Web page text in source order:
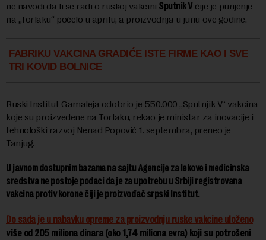
ne navodi da li se radi o ruskoj vakcini Sputnik V čije je punjenje
na „Torlaku“ počelo u aprilu, a proizvodnja u junu ove godine.
FABRIKU VAKCINA GRADIĆE ISTE FIRME KAO I SVE
TRI KOVID BOLNICE
Ruski Institut Gamaleja odobrio je 550.000 „Sputnjik V“ vakcina
koje su proizvedene na Torlaku, rekao je ministar za inovacije i
tehnološki razvoj Nenad Popović 1. septembra, preneo je
Tanjug.
U javnom dostupnim bazama na sajtu Agencije za lekove i medicinska
sredstva ne postoje podaci da je za upotrebu u Srbiji registrovana
vakcina protiv korone čiji je proizvođač srpski Institut.
Do sada je u nabavku opreme za proizvodnju ruske vakcine uloženo
više od 205 miliona dinara (oko 1,74 miliona evra) koji su potrošeni